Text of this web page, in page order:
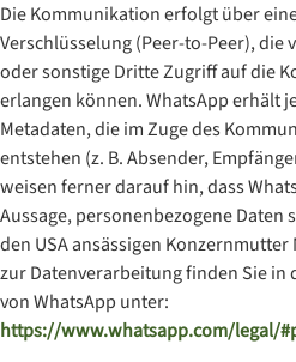
Die Kommunikation erfolgt über
Verschlüsselung (Peer-to-Peer), die
oder sonstige Dritte Zugriff auf die
erlangen können. WhatsApp erhält
Metadaten, die im Zuge des
entstehen (z. B. Absender,
weisen ferner darauf hin, dass
Aussage, personenbezogene Daten
den USA ansässigen
zur Datenverarbeitung finden Sie
von WhatsApp unter:
https://www.whatsapp.com/legal/